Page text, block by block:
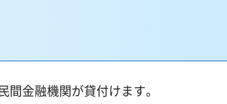
金融機関が貸付けます。